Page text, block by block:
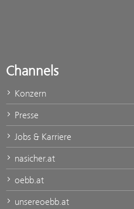
Channels
Konzern
Presse
Jobs & Karriere
nasicher.at
oebb.at
unsereoebb.at